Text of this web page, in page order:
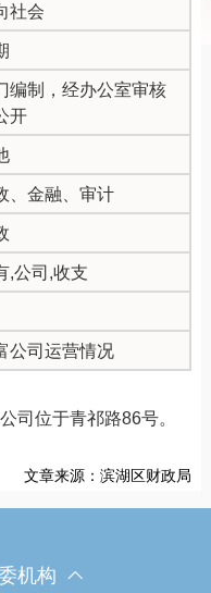
社会
编制，经办公室审核
开
、金融、审计
,公司,收支
公司运营情况
司位于青祁路86号。
文章来源：滨湖区财政局
机构